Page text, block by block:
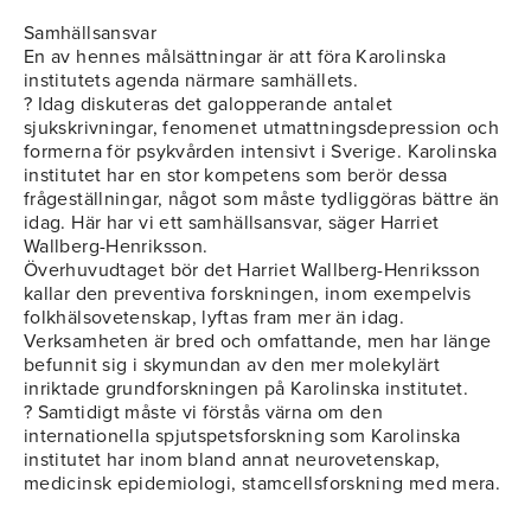
Samhällsansvar
En av hennes målsättningar är att föra Karolinska
institutets agenda närmare samhällets.
? Idag diskuteras det galopperande antalet
sjukskrivningar, fenomenet utmattningsdepression och
formerna för psykvården intensivt i Sverige. Karolinska
institutet har en stor kompetens som berör dessa
frågeställningar, något som måste tydliggöras bättre än
idag. Här har vi ett samhällsansvar, säger Harriet
Wallberg-Henriksson.
Överhuvudtaget bör det Harriet Wallberg-Henriksson
kallar den preventiva forskningen, inom exempelvis
folkhälsovetenskap, lyftas fram mer än idag.
Verksamheten är bred och omfattande, men har länge
befunnit sig i skymundan av den mer molekylärt
inriktade grundforskningen på Karolinska institutet.
? Samtidigt måste vi förstås värna om den
internationella spjutspetsforskning som Karolinska
institutet har inom bland annat neurovetenskap,
medicinsk epidemiologi, stamcellsforskning med mera.